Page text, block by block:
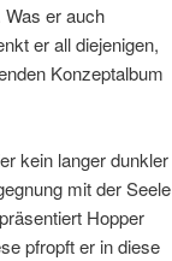
er auch
er all diejenigen,
Konzeptalbum
kein langer dunkler
mit der Seele
Hopper
pfropft er in diese